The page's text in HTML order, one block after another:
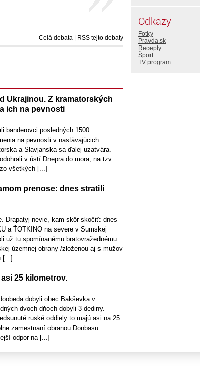
Celá debata RSS tejto debaty
Ukrajinou. Z kramatorských
ich na pevnosti
banderovci posledných 1500
na pevnosti v nastávajúcich
a Slavjanska sa ďalej uzatvára.
v ústí Dnepra do mora, na tzv.
všetkých [...]
prenose: dnes stratili
Drapatyj nevie, kam skôr skočiť: dnes
a ŤOTKINO na severe v Sumskej
už tu spomínanému bratovražednému
územnej obrany /zloženou aj s mužov
[...]
25 kilometrov.
dobyli obec Bakševka v
dvoch dňoch dobyli 3 dediny.
ruské oddiely to majú asi na 25
zamestnaní obranou Donbasu
odpor na [...]
Odkazy
Fotky
Pravda.sk
Recepty
Šport
TV program